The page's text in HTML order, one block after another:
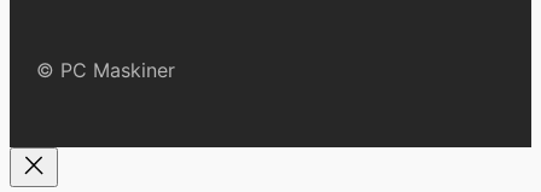
© PC Maskiner